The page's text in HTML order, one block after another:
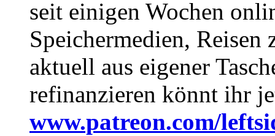
seit einigen Wochen
Speichermedien, Reisen
aktuell aus eigener
refinanzieren könnt ihr
www.patreon.com/